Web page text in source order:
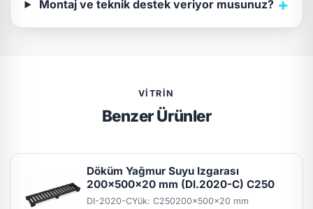
Montaj ve teknik destek veriyor musunuz? +
VITRIN
Benzer Ürünler
Döküm Yağmur Suyu Izgarası
200x500x20 mm (DI.2020-C) C250
DI-2020-CYük: C250200x500x20 mm